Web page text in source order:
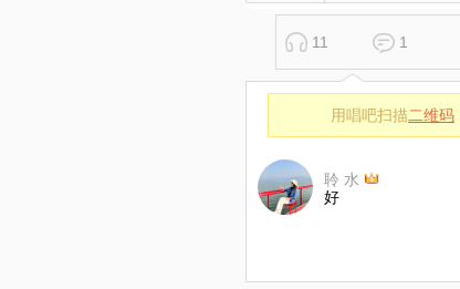
11 1
用唱吧扫描二维码
聆 水
好